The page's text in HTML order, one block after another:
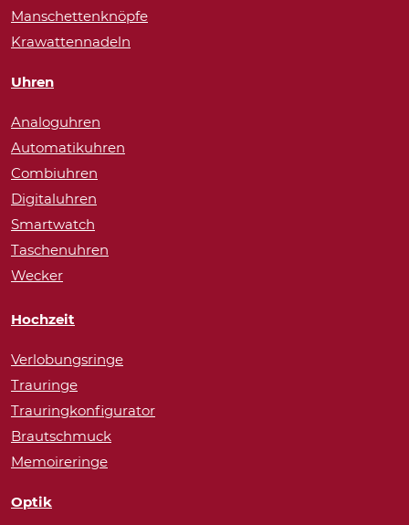
Manschettenknöpfe
Krawattennadeln
Uhren
Analoguhren
Automatikuhren
Combiuhren
Digitaluhren
Smartwatch
Taschenuhren
Wecker
Hochzeit
Verlobungsringe
Trauringe
Trauringkonfigurator
Brautschmuck
Memoireringe
Optik